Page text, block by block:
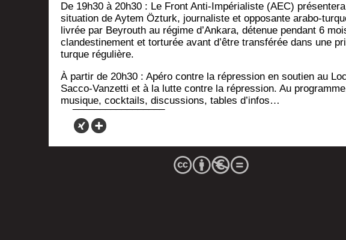
De 19h30 à 20h30 : Le Front Anti-Impé­ria­liste (AEC)
situa­tion de Aytem Özturk, jour­na­liste et oppo­sante ara­bo-
livrée par Bey­routh au régime d’An­ka­ra, déte­nue pen­dant 6
clan­des­ti­ne­ment et tor­tu­rée avant d’être trans­fé­rée dans une
turque régulière.
À par­tir de 20h30 : Apé­ro contre la répres­sion en sou­tien au
Sac­co-Van­zet­ti et à la lutte contre la répres­sion. Au
musique, cock­tails, dis­cus­sions, tables d’infos…